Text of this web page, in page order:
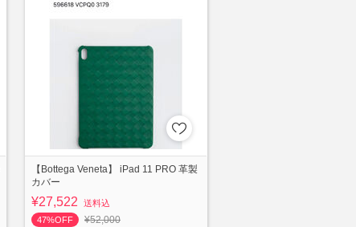
【Bottega Veneta】 iPad 11 PRO 革製
カバー
¥27,522
送料込
47%OFF
¥52,000